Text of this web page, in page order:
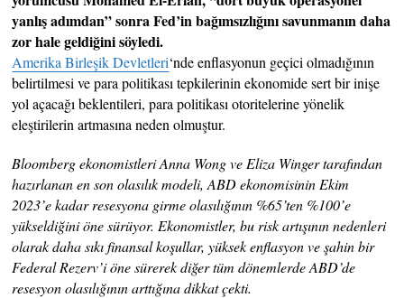
yanlış adımdan” sonra Fed’in bağımsızlığını savunmanın daha
zor hale geldiğini söyledi.
Amerika Birleşik Devletleri‘nde enflasyonun geçici olmadığının
belirtilmesi ve para politikası tepkilerinin ekonomide sert bir inişe
yol açacağı beklentileri, para politikası otoritelerine yönelik
eleştirilerin artmasına neden olmuştur.
Bloomberg ekonomistleri Anna Wong ve Eliza Winger tarafından
hazırlanan en son olasılık modeli, ABD ekonomisinin Ekim
2023’e kadar resesyona girme olasılığının %65’ten %100’e
yükseldiğini öne sürüyor. Ekonomistler, bu risk artışının nedenleri
olarak daha sıkı finansal koşullar, yüksek enflasyon ve şahin bir
Federal Rezerv’i öne sürerek diğer tüm dönemlerde ABD’de
resesyon olasılığının arttığına dikkat çekti.